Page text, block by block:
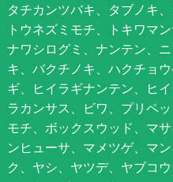
タチカンツバキ、タブノキ
トウネズミモチ、トキワマ
ナワシログミ、ナンテン、
キ、バクチノキ、ハクチョ
ギ、ヒイラギナンテン、ヒ
ラカンサス、ビワ、プリペ
モチ、ボックスウッド、マ
ンヒューサ、マメツゲ、マ
ク、ヤシ、ヤツデ、ヤブコ